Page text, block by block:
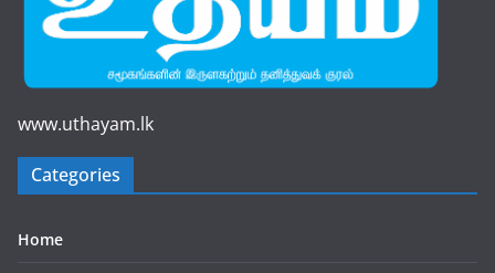
www.uthayam.lk
Categories
Home